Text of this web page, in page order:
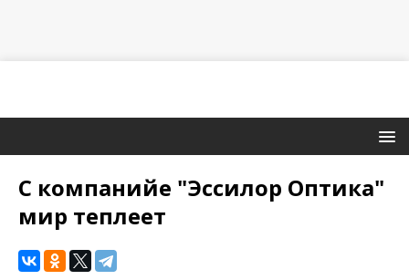
С компанийе "Эссилор Оптика"
мир теплеет